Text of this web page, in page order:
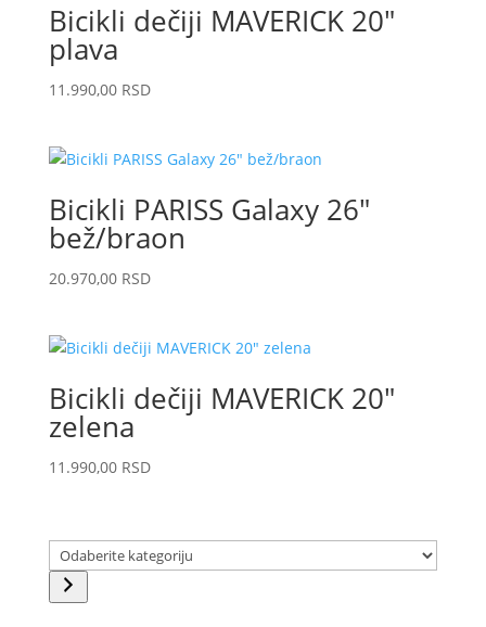
Bicikli dečiji MAVERICK 20″
plava
11.990,00 RSD
Bicikli PARISS Galaxy 26″
bež/braon
20.970,00 RSD
Bicikli dečiji MAVERICK 20″
zelena
11.990,00 RSD
Odaberite
kategoriju